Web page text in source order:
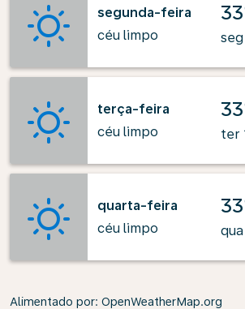
segunda-feira
céu limpo
terça-feira
céu limpo
ter
quarta-feira
céu limpo
Alimentado por: OpenWeatherMap.org